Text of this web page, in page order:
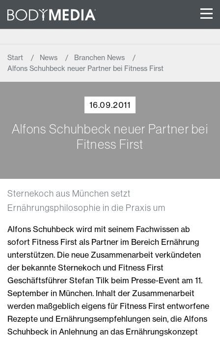
Start News
Branchen News
Alfons Schuhbeck neuer Partner bei Fitness First
16.09.2011
Alfons Schuhbeck neuer Partner bei
Fitness First
Sternekoch aus München setzt
Ernährungsphilosophie in die Praxis um
Alfons Schuhbeck wird mit seinem Fachwissen ab
sofort Fitness First als Partner im Bereich Ernährung
unterstützen. Die neue Zusammenarbeit verkündeten
der bekannte Sternekoch und Fitness First
Geschäftsführer Stefan Tilk beim Presse-Event am 11.
September in München. Inhalt der Zusammenarbeit
werden maßgeblich eigens für Fitness First entworfene
Rezepte und Ernährungsempfehlungen sein, die Alfons
Schuhbeck in Anlehnung an das Ernährungskonzept